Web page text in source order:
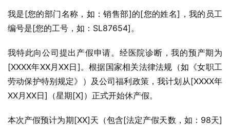
我是[您的部门名称，如：销售部]的[您的姓名]，我的员工
编号是[您的工号，如：SL87654]。
我特此向公司提出产假申请。经医院诊断，我的预产期为
[XXXX年XX月XX日]。根据国家相关法律法规（如《女职工
劳动保护特别规定》）及公司福利政策，我计划从[XXXX年
XX月XX日]（星期[X]）正式开始休产假。
本次产假预计为期[XX]天（包含[法定产假天数，如：98天]